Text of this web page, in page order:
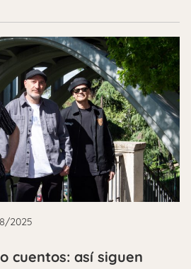
2025
cuentos: así siguen